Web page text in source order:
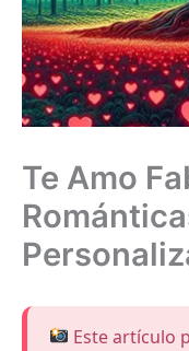
Te Amo
Este artículo